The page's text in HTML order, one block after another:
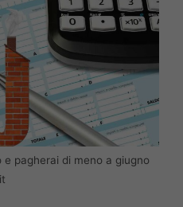
pagherai di meno a giugno